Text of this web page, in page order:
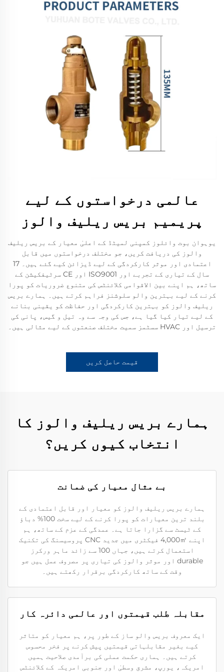
عالمی درخواستوں کے لیے
پریمیم بریس ریلیف والوز
یوہوان بوت وائلوز کمپنی لمیٹڈ کے اعلیٰ معیار کے بریس ریلیف
والوز کی دریافت کریں، جو مختلف درخواستوں میں قابل
اعتمادی اور موثر کارکردگی کے لیے ڈیزائن کیے گئے ہیں۔ 17
سال کے تیاری کے تجربے اور ISO9001 اور CE سرٹیفکیشن کے
ساتھ، ہم اپنے بین الاقوامی کلائنٹس کی متنوع ضروریات کو پورا
کرنے کے لیے بہترین والو سلوشنز فراہم کرتے ہیں۔ ہمارے بریس
ریلیف والوز کو بہترین کارکردگی اور حفاظت کو یقینی بنانے
کے لیے تیار کیا گیا ہے، جس کی وجہ سے وہ تیل و گیس، پانی کی
ترسیل اور HVAC سسٹمز سمیت مختلف صنعتوں کے لیے مثالی ہیں۔
قیمت حاصل کریں
ہمارے بریس ریلیف والوز کا
انتخاب کیوں کریں؟
بے مثال معیار کی ضمانت
ہمارے بریس ریلیف والوز کو معیار اور قابل اعتمادی کے
بلند ترین معیارات کو پورا کرنے کے لیے سخت 100% دباؤ
کے ٹیسٹ سے گزارا جاتا ہے۔ عمدگی کے عزم کے ساتھ، ہم
اپنے 4,000㎡ فیکٹری میں جدید CNC پروسیسنگ کی تکنیک
استعمال کرتے ہیں، جہاں 100 سے زائد ماہر ورکرز
durable اور موثر والوز کی تیاری پر مصروف عمل ہیں جو
وقت کے ساتھ کارکردگی برقرار رکھتے ہیں۔
مقابلہ طلب قیمتوں اور عالمی دائرہ کار
ایک معروف بریس والو ساز کے طور پر، ہم معیار کو متاثر
کیے بغیر مقابلہاتی قیمتیں پیش کرنے پر فخر محسوس
کرتے ہیں۔ ہماری حکمت عملی کی برآمدی صلاحیت ہمیں
امریکہ، یورپ، مشرق وسطیٰ اور جنوبی امریکہ کے کلائنٹس